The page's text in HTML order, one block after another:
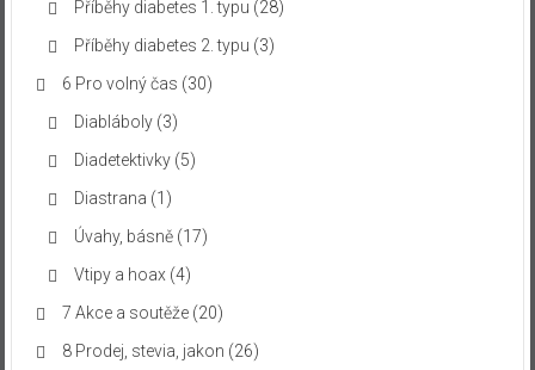
Příběhy diabetes 1. typu (28)
Příběhy diabetes 2. typu (3)
6 Pro volný čas (30)
Diabláboly(3)
Diadetektivky(5)
Diastrana (1)
Úvahy, básně(17)
Vtipy a hoax (4)
7 Akce a soutěže(20)
8 Prodej, stevia, jakon (26)